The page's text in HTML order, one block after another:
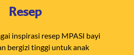
Resep
inspirasi resep MPASI bayi
bergizi tinggi untuk anak